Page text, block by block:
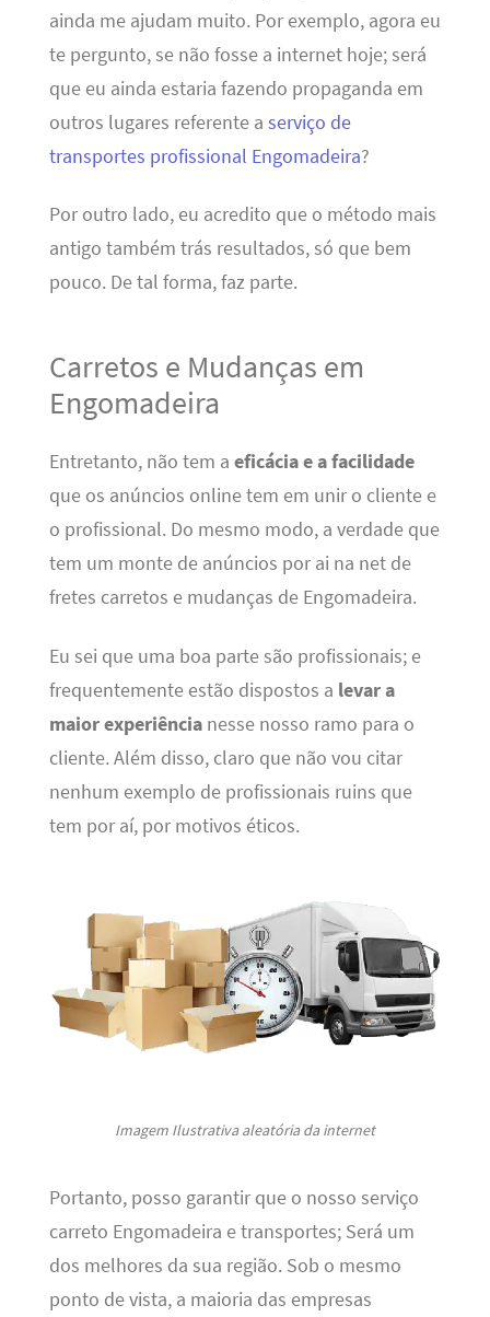
ainda me ajudam muito. Por exemplo, agora eu
te pergunto, se não fosse a internet hoje; será
que eu ainda estaria fazendo propaganda em
outros lugares referente a serviço de
transportes profissional Engomadeira?
Por outro lado, eu acredito que o método mais
antigo também trás resultados, só que bem
pouco. De tal forma, faz parte.
Carretos e Mudanças em
Engomadeira
Entretanto, não tem a eficácia e a facilidade
que os anúncios online tem em unir o cliente e
o profissional. Do mesmo modo, a verdade que
tem um monte de anúncios por ai na net de
fretes carretos e mudanças de Engomadeira.
Eu sei que uma boa parte são profissionais; e
frequentemente estão dispostos a levar a
maior experiêncianesse nosso ramo para o
cliente. Além disso, claro que não vou citar
nenhum exemplo de profissionais ruins que
tem por aí, por motivos éticos.
Imagem Ilustrativa aleatória da internet
Portanto, posso garantir que o nosso serviço
carreto Engomadeira e transportes; Será um
dos melhores da sua região. Sob o mesmo
ponto de vista, a maioria das empresas